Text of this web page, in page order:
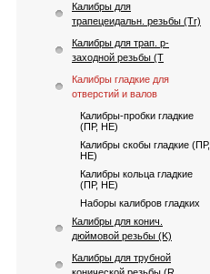
Калибры для
трапецеидальн. резьбы (Tr)
Калибры для трап. p-
заходной резьбы (T
Калибры гладкие для
отверстий и валов
Калибры-пробки гладкие
(ПР, НЕ)
Калибры скобы гладкие (ПР,
НЕ)
Калибры кольца гладкие
(ПР, НЕ)
Наборы калибров гладких
Калибры для конич.
дюймовой резьбы (K)
Калибры для трубной